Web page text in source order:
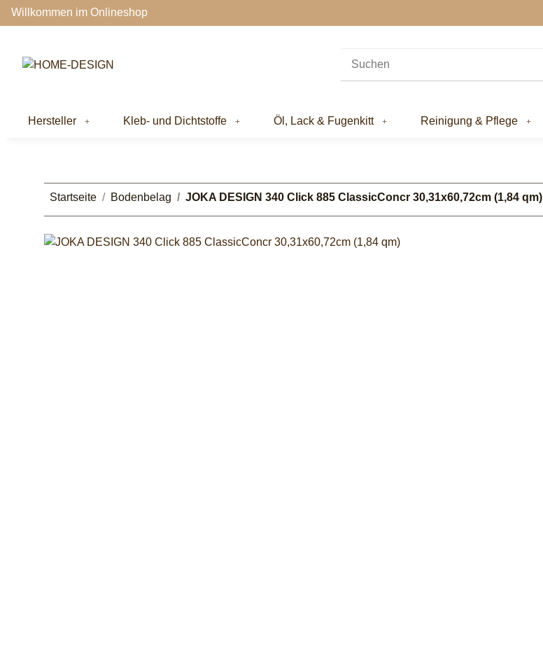
Willkommen im Onlineshop
Hersteller Kleb- und Dichtstoffe Öl, Lack & Fugenkitt Reinigung & Pflege
Startseite Bodenbelag JOKA DESIGN 340 Click 885 ClassicConcr 30,31x60,72cm (1,84 qm)